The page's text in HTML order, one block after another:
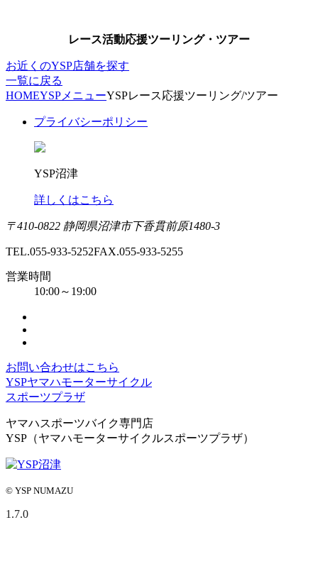
レース活動応援ツーリング・ツアー
お近くのYSP店舗を探す
一覧に戻る
HOMEYSPメニューYSPレース応援ツーリング/ツアー
プライバシーポリシー
YSP沼津
詳しくはこちら
〒410-0822 静岡県沼津市下香貫前原1480-3
TEL.055-933-5252FAX.055-933-5255
営業時間
10:00～19:00
お問い合わせはこちら
YSPヤマハモーターサイクル
スポーツプラザ
ヤマハスポーツバイク専門店
YSP（ヤマハモーターサイクルスポーツプラザ）
© YSP NUMAZU
1.7.0